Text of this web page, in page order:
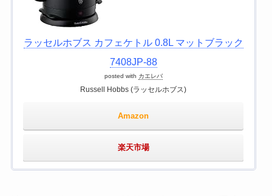
ラッセルホブス カフェケトル 0.8L マットブラック
7408JP-88
posted with カエレバ
Russell Hobbs (ラッセルホブス)
Amazon
楽天市場